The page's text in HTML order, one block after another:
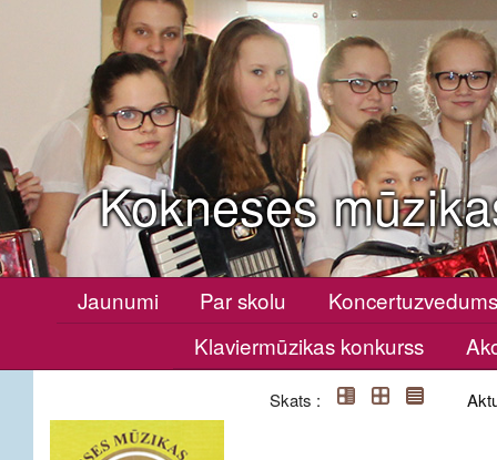
Kokneses
Jaunumi Par skolu
Klaviermūzikas konkurss
Skats :